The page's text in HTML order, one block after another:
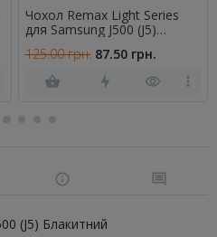
Чохол Remax Light Series
для Samsung J500 (J5)
125.00 грн. 87.50 грн.
(J5) Блакитний